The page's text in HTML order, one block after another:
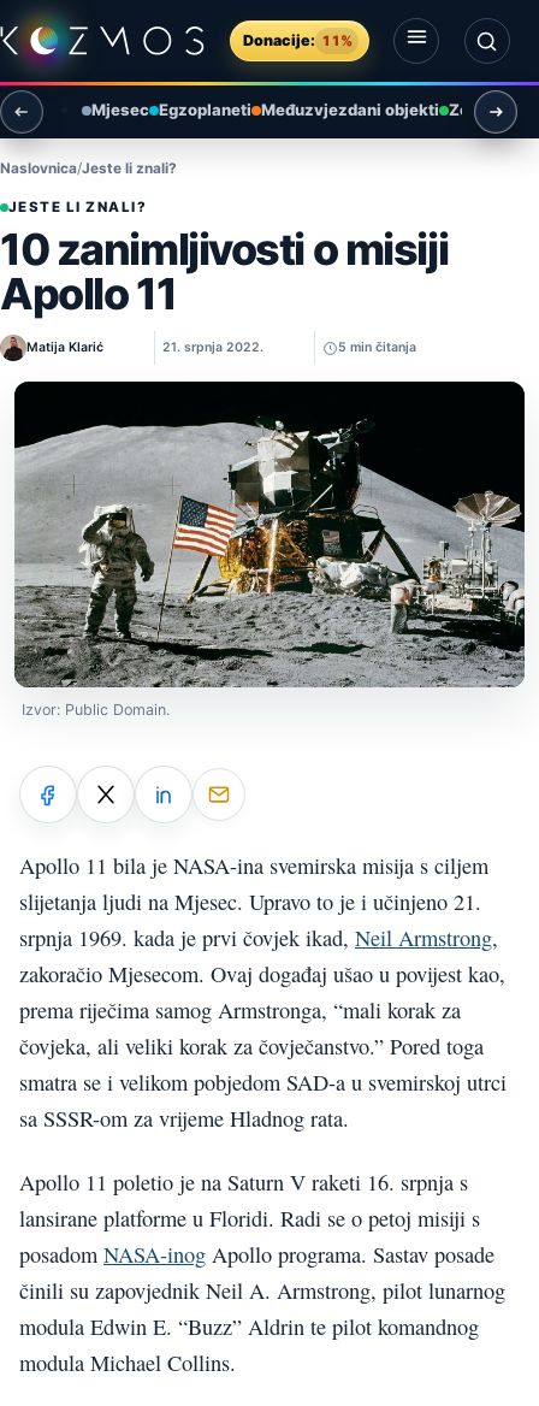
Preskoči na sadržaj
Donacije: 11%
Otvori izbornik
Otvori pretragu
Mjesec Egzoplaneti Međuzvjezdani objekti Zemlja i
Naslovnica Jeste li znali?
JESTE LI ZNALI?
10 zanimljivosti o misiji
Apollo 11
Matija Klarić 21. srpnja 2022. 5 min čitanja
Izvor: Public Domain.
Apollo 11 bila je NASA-ina svemirska misija s ciljem
slijetanja ljudi na Mjesec. Upravo to je i učinjeno 21.
srpnja 1969. kada je prvi čovjek ikad, Neil Armstrong,
zakoračio Mjesecom. Ovaj događaj ušao u povijest kao,
prema riječima samog Armstronga, “mali korak za
čovjeka, ali veliki korak za čovječanstvo.” Pored toga
smatra se i velikom pobjedom SAD-a u svemirskoj utrci
sa SSSR-om za vrijeme Hladnog rata.
Apollo 11 poletio je na Saturn V raketi 16. srpnja s
lansirane platforme u Floridi. Radi se o petoj misiji s
posadom NASA-inog Apollo programa. Sastav posade
činili su zapovjednik Neil A. Armstrong, pilot lunarnog
modula Edwin E. “Buzz” Aldrin te pilot komandnog
modula Michael Collins.